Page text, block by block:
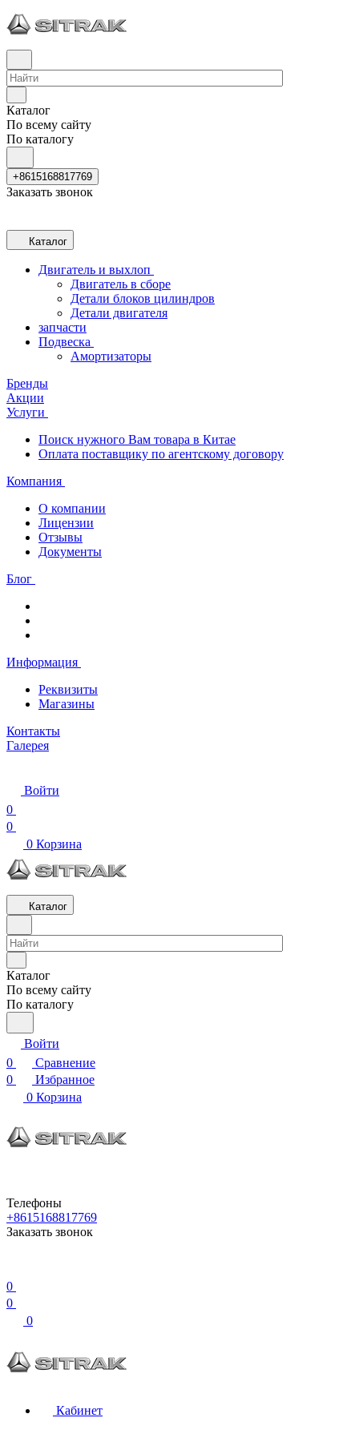
Каталог
По всему сайту
По каталогу
+8615168817769
Заказать звонок
Каталог
Двигатель и выхлоп
Двигатель в сборе
Детали блоков цилиндров
Детали двигателя
запчасти
Подвеска
Амортизаторы
Бренды
Акции
Услуги
Поиск нужного Вам товара в Китае
Оплата поставщику по агентскому договору
Компания
О компании
Лицензии
Отзывы
Документы
Блог
Информация
Реквизиты
Магазины
Контакты
Галерея
Войти
0
0
0 Корзина
Каталог
Каталог
По всему сайту
По каталогу
Войти
0
Сравнение
0
Избранное
0 Корзина
Телефоны
+8615168817769
Заказать звонок
0
0
0
Кабинет